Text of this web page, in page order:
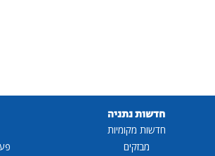
חדשות נתניה
חדשות מקומיות
מבזקים